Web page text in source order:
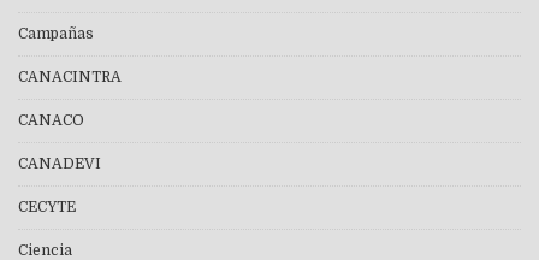
Campañas
CANACINTRA
CANACO
CANADEVI
CECYTE
Ciencia